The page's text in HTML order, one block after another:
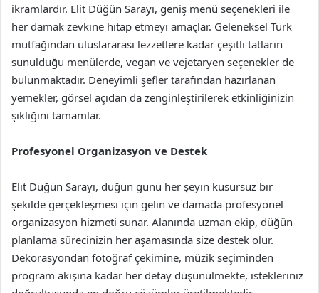
ikramlardır. Elit Düğün Sarayı, geniş menü seçenekleri ile
her damak zevkine hitap etmeyi amaçlar. Geleneksel Türk
mutfağından uluslararası lezzetlere kadar çeşitli tatların
sunulduğu menülerde, vegan ve vejetaryen seçenekler de
bulunmaktadır. Deneyimli şefler tarafından hazırlanan
yemekler, görsel açıdan da zenginleştirilerek etkinliğinizin
şıklığını tamamlar.
Profesyonel Organizasyon ve Destek
Elit Düğün Sarayı, düğün günü her şeyin kusursuz bir
şekilde gerçekleşmesi için gelin ve damada profesyonel
organizasyon hizmeti sunar. Alanında uzman ekip, düğün
planlama sürecinizin her aşamasında size destek olur.
Dekorasyondan fotoğraf çekimine, müzik seçiminden
program akışına kadar her detay düşünülmekte, istekleriniz